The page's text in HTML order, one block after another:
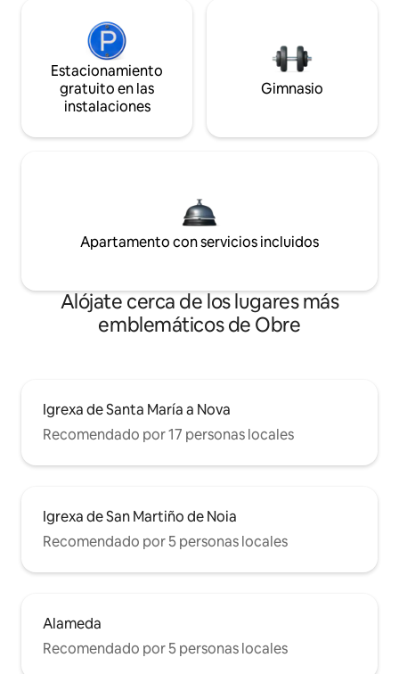
Estacionamiento
gratuito en las
instalaciones
Gimnasio
Apartamento con servicios incluidos
Alójate cerca de los lugares más
emblemáticos de Obre
Igrexa de Santa María a Nova
Recomendado por 17 personas locales
Igrexa de San Martiño de Noia
Recomendado por 5 personas locales
Alameda
Recomendado por 5 personas locales